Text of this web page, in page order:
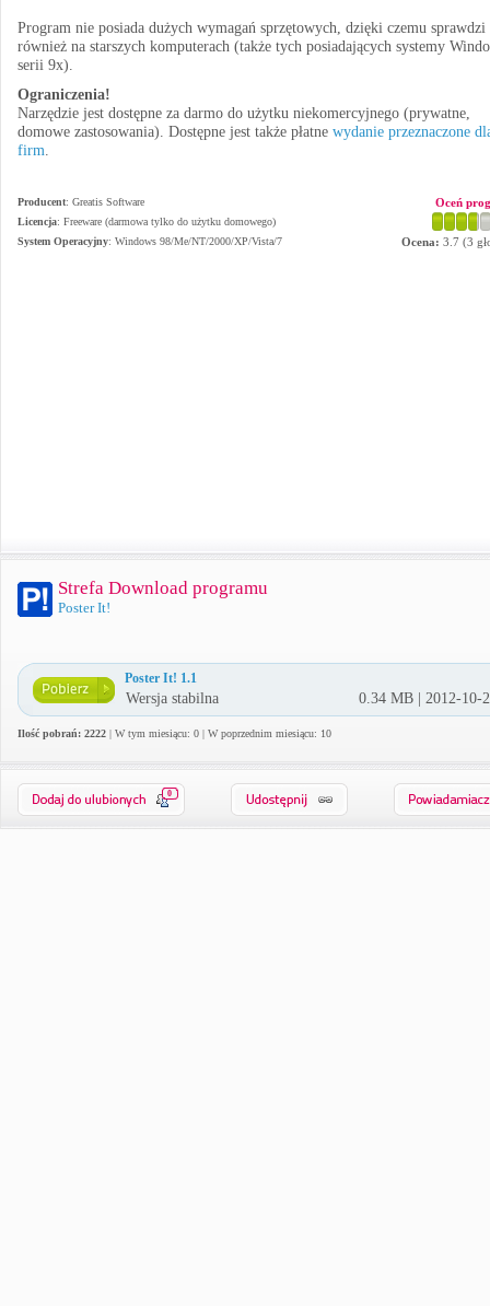
Program nie posiada dużych wymagań sprzętowych, dzięki czemu sprawdzi
również na starszych komputerach (także tych posiadających systemy
serii 9x).
Ograniczenia!
Narzędzie jest dostępne za darmo do użytku niekomercyjnego (prywatne,
domowe zastosowania). Dostępne jest także płatne wydanie przeznaczone
firm.
Producent: Greatis Software
Licencja: Freeware (darmowa tylko do użytku domowego)
System Operacyjny: Windows 98/Me/NT/2000/XP/Vista/7
Oceń
Ocena: 3.7 (3
Strefa Download programu
Poster It!
Poster It! 1.1
Wersja stabilna 0.34 MB | 2012-10-
Ilość pobrań: 2222 | W tym miesiącu: 0 | W poprzednim miesiącu: 10
0